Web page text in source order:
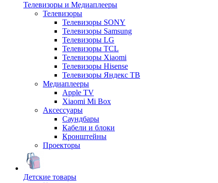
Телевизоры и Медиаплееры
Телевизоры
Телевизоры SONY
Телевизоры Samsung
Телевизоры LG
Телевизоры TCL
Телевизоры Xiaomi
Телевизоры Hisense
Телевизоры Яндекс ТВ
Медиаплееры
Apple TV
Xiaomi Mi Box
Аксессуары
Саундбары
Кабели и блоки
Кронштейны
Проекторы
Детские товары